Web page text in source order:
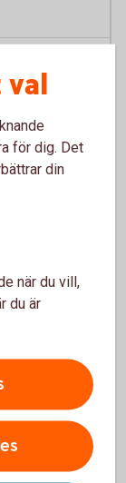
för dig. Det
din
när du vill,
du är